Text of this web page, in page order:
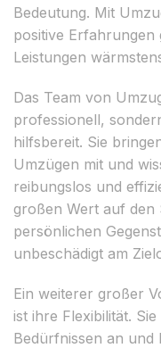
Bedeutung. Mit
positive
Leistungen
Das Team von
professionell,
hilfsbereit. Sie
Umzügen mit und
reibungslos und
großen Wert auf den
persönlichen
unbeschädigt am
Ein weiterer großer
ist ihre Flexibilität.
Bedürfnissen an und